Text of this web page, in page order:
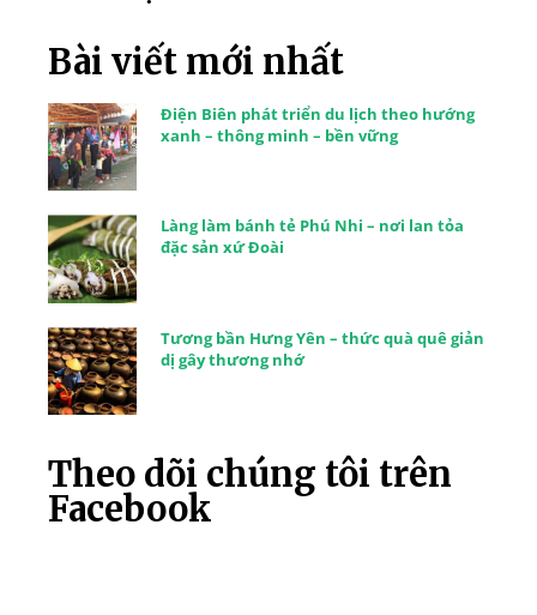
Bài viết mới nhất
Điện Biên phát triển du lịch theo hướng
xanh – thông minh – bền vững
Làng làm bánh tẻ Phú Nhi – nơi lan tỏa
đặc sản xứ Đoài
Tương bần Hưng Yên – thức quà quê giản
dị gây thương nhớ
Theo dõi chúng tôi trên
Facebook